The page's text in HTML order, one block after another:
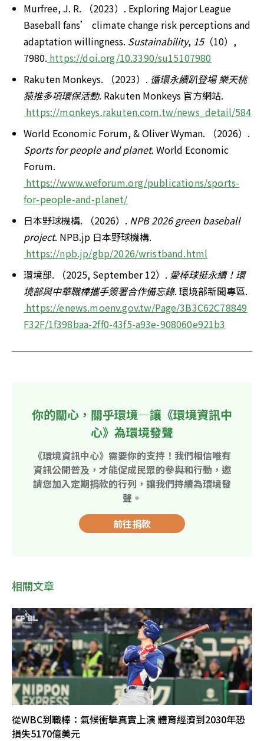
Murfree, J. R. （2023）. Exploring Major League
Baseball fans’ climate change risk perceptions and
adaptation willingness. Sustainability, 15（10）,
7980. https://doi.org/10.3390/su15107980
Rakuten Monkeys. （2023）. 循環永續趴登場 樂天桃
猿推多項環保活動. Rakuten Monkeys 官方網站.
https://monkeys.rakuten.com.tw/news_detail/584
Sports for people and planet. World Economic
Forum.
https://www.weforum.org/publications/sports-
for-people-and-planet/
日本野球機構. （2026）. NPB 2026 green baseball
project. NPB.jp 日本野球機構.
https://npb.jp/gbp/2026/wristband.html
環境部. （2025, September 12）. 愛棒球挺永續！環
境部與中華職棒攜手簽署合作備忘錄. 環境部新聞專區.
https://enews.moenv.gov.tw/Page/3B3C62C78849
F32F/1f398baa-2ff0-43f5-a93e-908060e921b3
你的關心，關乎環境—讓《環境資訊中
心》為環境發聲
《環境資訊中心》需要你的支持！我們相信唯有
資訊公開普及，才能促成民眾的參與和行動，邀
請您加入定期捐款的行列，讓我們持續為環境發
聲。
前往捐款
相關文章
從WBC到職棒：氣候衝擊真實上演 體育經濟到2030年恐
損失5170億美元